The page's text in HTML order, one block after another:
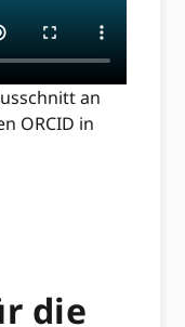
an
ORCID in
die